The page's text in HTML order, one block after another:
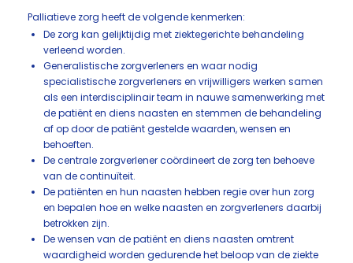
Palliatieve zorg heeft de volgende kenmerken:
De zorg kan gelijktijdig met ziektegerichte behandeling
verleend worden.
Generalistische zorgverleners en waar nodig
specialistische zorgverleners en vrijwilligers werken samen
als een interdisciplinair team in nauwe samenwerking met
de patiënt en diens naasten en stemmen de behandeling
af op door de patiënt gestelde waarden, wensen en
behoeften.
De centrale zorgverlener coördineert de zorg ten behoeve
van de continuïteit.
De patiënten en hun naasten hebben regie over hun zorg
en bepalen hoe en welke naasten en zorgverleners daarbij
betrokken zijn.
De wensen van de patiënt en diens naasten omtrent
waardigheid worden gedurende het beloop van de ziekte